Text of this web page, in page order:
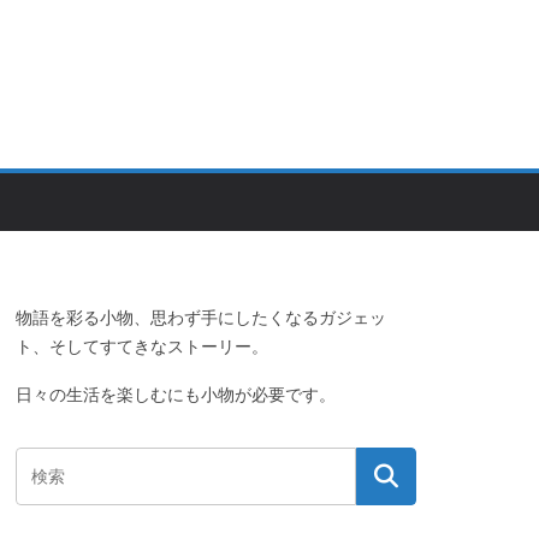
物語を彩る小物、思わず手にしたくなるガジェッ
ト、そしてすてきなストーリー。
日々の生活を楽しむにも小物が必要です。